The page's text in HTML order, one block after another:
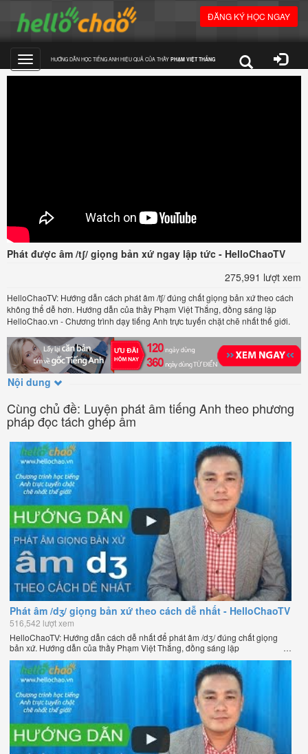
ĐĂNG KÝ HỌC NGAY
Toggle
HƯỚNG DẪN HỌC TIẾNG ANH HIỆU QUẢ CỦA THẦY PHẠM VIỆT THẮNG
Phát được âm /tʃ/ giọng bản xứ ngay lập tức - HelloChaoTV
275,991 lượt xem
HelloChaoTV: Hướng dẫn cách phát âm /tʃ/ đúng chất giọng bản xứ theo cách
không thể dễ hơn. Hướng dẫn của thầy Phạm Việt Thắng, đồng sáng lập
HelloChao.vn - Chương trình dạy tiếng Anh trực tuyến chặt chẽ nhất thế giới.
Nội dung
Cùng chủ đề: Luyện phát âm tiếng Anh theo phương
pháp đọc tách ghép âm
Phát âm /dʒ/ giọng bản xứ theo cách dễ nhất - HelloChaoTV
516,542 lượt xem
HelloChaoTV: Hướng dẫn cách dễ nhất để phát âm /dʒ/ đúng chất giọng
bản xứ. Hướng dẫn của thầy Phạm Việt Thắng, đồng sáng lập
HelloChao.vn - Chương trình dạy tiếng Anh trực tuyến chặt chẽ nhất thế
giới.